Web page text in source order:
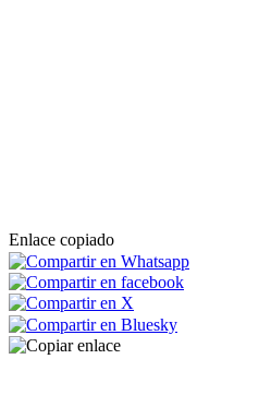
Enlace copiado